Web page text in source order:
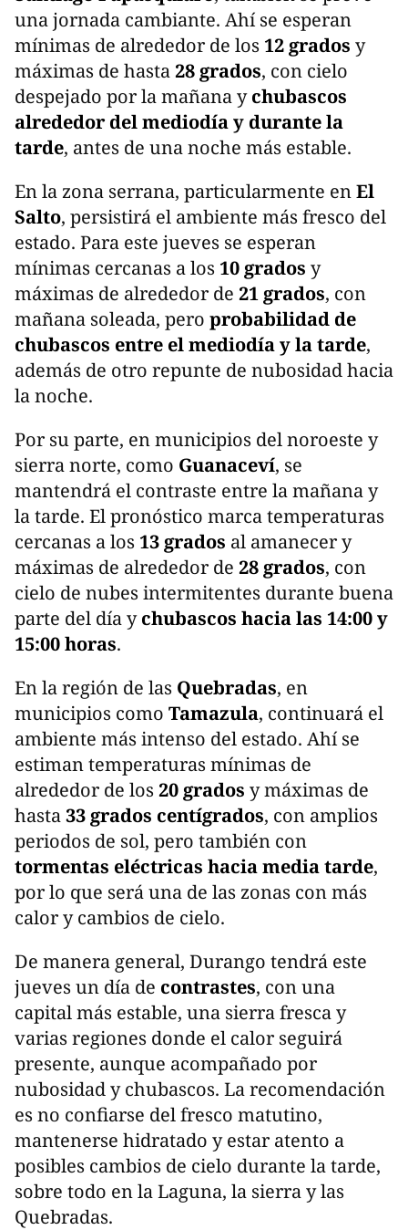
una jornada cambiante. Ahí se esperan
mínimas de alrededor de los 12 grados y
máximas de hasta28 grados, con cielo
despejado por la mañana ychubascos
alrededor del mediodía y durante la
tarde, antes de una noche más estable.
En la zona serrana, particularmente enEl
Salto, persistirá el ambiente más fresco del
estado. Para este jueves se esperan
mínimas cercanas a los 10 grados y
máximas de alrededor de 21 grados, con
mañana soleada, pero probabilidad de
chubascos entre el mediodía y la tarde,
además de otro repunte de nubosidad hacia
la noche.
Por su parte, en municipios del noroeste y
sierra norte, como Guanaceví, se
mantendrá el contraste entre la mañana y
la tarde. El pronóstico marca temperaturas
cercanas a los 13 grados al amanecer y
máximas de alrededor de 28 grados, con
cielo de nubes intermitentes durante buena
parte del día ychubascos hacia las 14:00 y
15:00 horas.
En la región de las Quebradas, en
municipios como Tamazula, continuará el
ambiente más intenso del estado. Ahí se
estiman temperaturas mínimas de
alrededor de los 20 grados y máximas de
hasta33 grados centígrados, con amplios
periodos de sol, pero también con
tormentas eléctricas hacia media tarde,
por lo que será una de las zonas con más
calor y cambios de cielo.
De manera general, Durango tendrá este
jueves un día de contrastes, con una
capital más estable, una sierra fresca y
varias regiones donde el calor seguirá
presente, aunque acompañado por
nubosidad y chubascos. La recomendación
es no confiarse del fresco matutino,
mantenerse hidratado y estar atento a
posibles cambios de cielo durante la tarde,
sobre todo en la Laguna, la sierra y las
Quebradas.